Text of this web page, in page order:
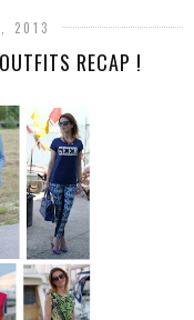
2013
RECAP !